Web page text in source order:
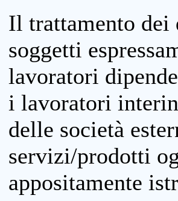
Il trattamento dei
soggetti
lavoratori
i lavoratori
delle società
servizi/prodotti
appositamente